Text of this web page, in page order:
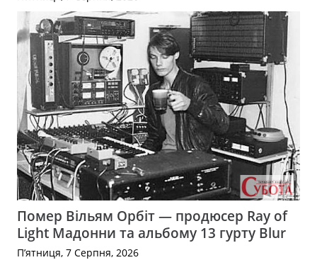
Помер Вільям Орбіт — продюсер Ray of
Light Мадонни та альбому 13 гурту Blur
П’ятниця, 7 Серпня, 2026